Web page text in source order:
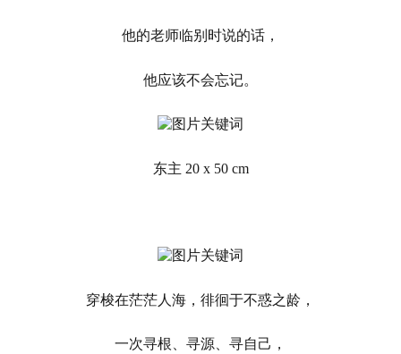
他的老师临别时说的话，
他应该不会忘记。
东主 20 x 50 cm
穿梭在茫茫人海，徘徊于不惑之龄，
一次寻根、寻源、寻自己，